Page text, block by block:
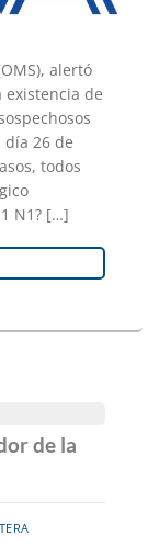
alertó
existencia de
día 26 de
todos
N1? […]
de la